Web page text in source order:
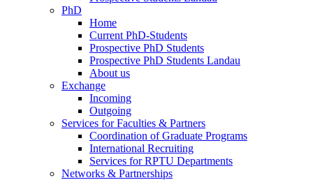
PhD
Home
Current PhD-Students
Prospective PhD Students
Prospective PhD Students Landau
About us
Exchange
Incoming
Outgoing
Services for Faculties & Partners
Coordination of Graduate Programs
International Recruiting
Services for RPTU Departments
Networks & Partnerships